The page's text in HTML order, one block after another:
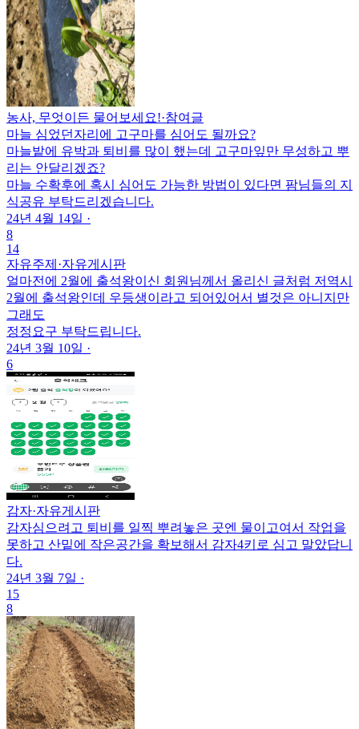
농사, 무엇이든 물어보세요!·참여글
마늘 심었던자리에 고구마를 심어도 될까요?
마늘밭에 유박과 퇴비를 많이 했는데 고구마잎만 무성하고 뿌
리는 안달리겠죠?
마늘 수확후에 혹시 심어도 가능한 방법이 있다면 팜님들의 지
식공유 부탁드리겠습니다.
24년 4월 14일 ·
8
14
자유주제 ·자유게시판
얼마전에 2월에 출석왕이신 회원님께서 올리신 글처럼 저역시
2월에 출석왕인데 우등생이라고 되어있어서 별것은 아니지만
그래도
정정요구 부탁드립니다.
24년 3월 10일 ·
6
감자·자유게시판
감자심으려고 퇴비를 일찍 뿌려놓은 곳엔 물이고여서 작업을
못하고 산밑에 작은공간을 확보해서 감자4키로 심고 말았답니
다.
24년 3월 7일 ·
15
8